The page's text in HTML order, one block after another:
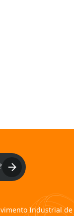
Industrial de